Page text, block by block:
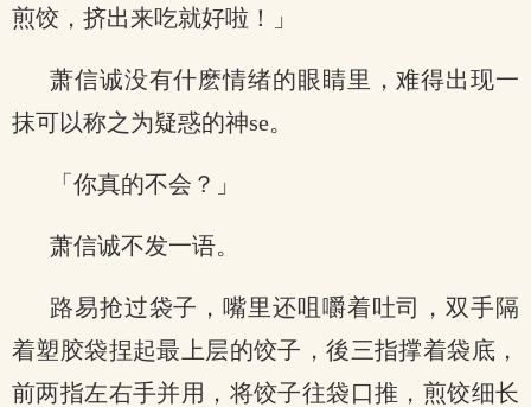
煎饺，挤出来吃就好啦！」
萧信诚没有什麽情绪的眼睛里，难得出现一
抹可以称之为疑惑的神se。
「你真的不会？」
萧信诚不发一语。
路易抢过袋子，嘴里还咀嚼着吐司，双手隔
着塑胶袋捏起最上层的饺子，後三指撑着袋底，
前两指左右手并用，将饺子往袋口推，煎饺细长